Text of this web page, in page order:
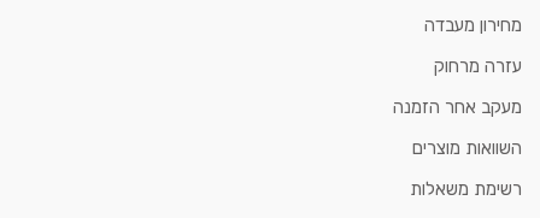
מחירון מעבדה
עזרה מרחוק
מעקב אחר הזמנה
השוואות מוצרים
רשימת משאלות